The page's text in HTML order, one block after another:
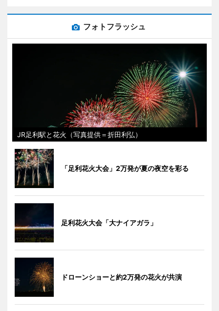
フォトフラッシュ
JR足利駅と花火（写真提供＝折田利弘）
「足利花火大会」2万発が夏の夜空を彩る
足利花火大会「大ナイアガラ」
ドローンショーと約2万発の花火が共演